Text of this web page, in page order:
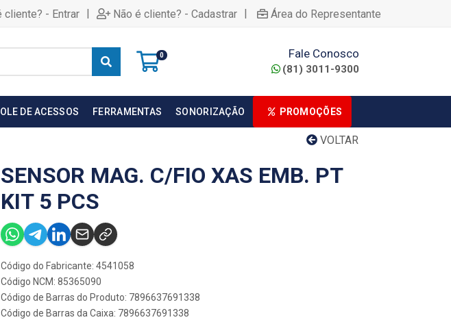
cliente? - Entrar | Não é cliente? - Cadastrar | Área do Representante
0 Fale Conosco
(81) 3011-9300
DE ACESSOS FERRAMENTAS SONORIZAÇÃO PROMOÇÕES
VOLTAR
SENSOR MAG. C/FIO XAS EMB. PT
KIT 5 PCS
Código do Fabricante: 4541058
Código NCM: 85365090
Código de Barras do Produto: 7896637691338
Código de Barras da Caixa: 7896637691338